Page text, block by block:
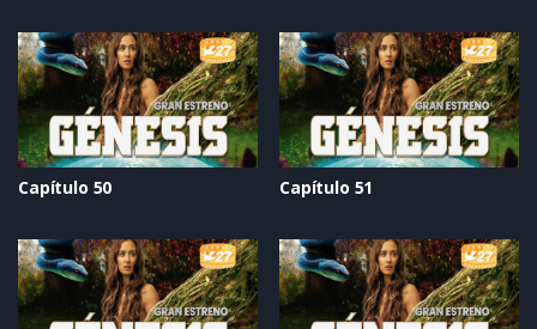
Capítulo 50 Capítulo 51